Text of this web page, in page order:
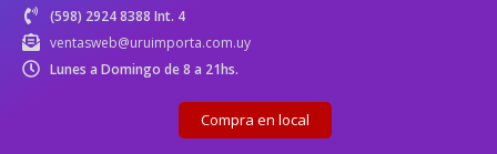
(598) 2924 8388 Int. 4
ventasweb@uruimporta.com.uy
Lunes a Domingo de 8 a 21hs.
Compra en local